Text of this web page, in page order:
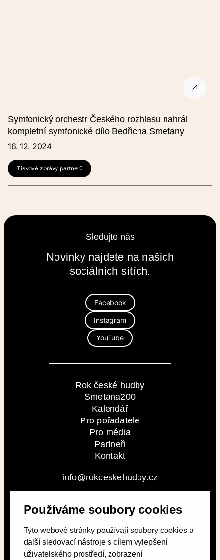
Používáme soubory cookies
Tyto webové stránky používají soubory cookies a
další sledovací nástroje s cílem vylepšení
uživatelského prostředí, zobrazení
Symfonický orchestr Českého rozhlasu nahrál
kompletní symfonické dílo Bedřicha Smetany
16. 12. 2024
Tiskové zprávy partnerů
Sledujte nás
Novinky najdete na našich
sociálních sítích.
Facebook
Instagram
YouTube
Rok české hudby
Smetana200
Kalendář
Pro pořadatele
Pro média
Partneři
Kontakt
info@rokceskehudby.cz
Alšovo nábřeží 79/12